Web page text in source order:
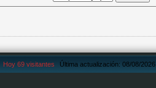
Hoy 69 visitantes Última actualización: 08/08/2026